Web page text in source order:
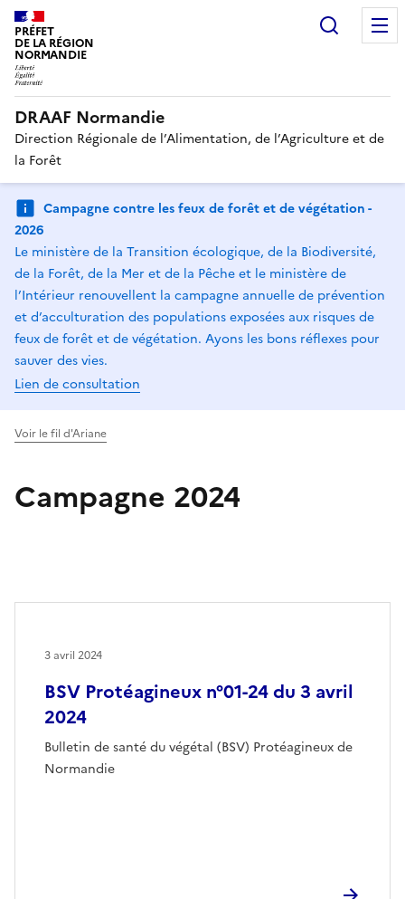
PRÉFET
DE LA RÉGION
NORMANDIE
DRAAF Normandie
Direction Régionale de l’Alimentation, de l’Agriculture et de
la Forêt
Campagne contre les feux de forêt et de végétation -
2026
Le ministère de la Transition écologique, de la Biodiversité,
de la Forêt, de la Mer et de la Pêche et le ministère de
l’Intérieur renouvellent la campagne annuelle de prévention
et d’acculturation des populations exposées aux risques de
feux de forêt et de végétation. Ayons les bons réflexes pour
sauver des vies.
Lien de consultation
Voir le fil d'Ariane
Campagne 2024
BSV Protéagineux n°01-24 du 3 avril
2024
Bulletin de santé du végétal (BSV) Protéagineux de
Normandie
3 avril 2024